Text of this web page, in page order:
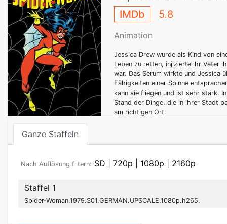
IMDb 5.8
Animation
Jessica Drew wurde als Kind von
Leben zu retten, injizierte ihr Vater
war. Das Serum wirkte und Jessica
Fähigkeiten einer Spinne
kann sie fliegen und ist sehr stark.
Stand der Dinge, die in ihrer Stadt
am richtigen Ort.
Ganze Staffeln
Nach Auflösung filtern: SD 720p 1080p 2160p
Staffel 1
Spider-Woman.1979.S01.GERMAN.UPSCALE.1080p.h265.